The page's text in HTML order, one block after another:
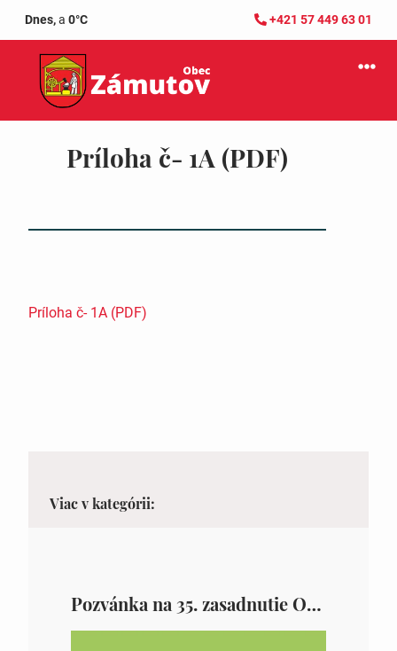
Dnes,a 0°C +421 57 449 63 01
Príloha č- 1A (PDF)
Príloha č- 1A (PDF)
Viac v kategórii:
Pozvánka na 35. zasadnutie OZ v Zámutove